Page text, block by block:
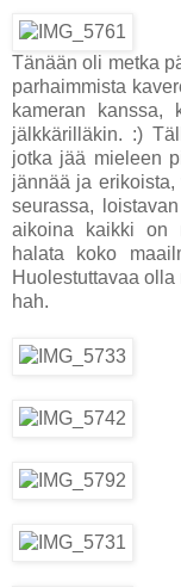
Tänään oli metka
parhaimmista
kameran kanssa,
jälkkärilläkin. :)
jotka jää mieleen
jännää ja
seurassa,
aikoina kaikki on
halata koko
Huolestuttavaa
hah.